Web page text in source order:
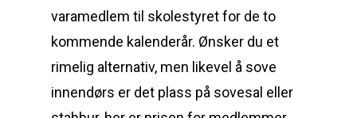
varamedlem til skolestyret for de to
kommende kalenderår. Ønsker du et
rimelig alternativ, men likevel å sove
innendørs er det plass på sovesal eller